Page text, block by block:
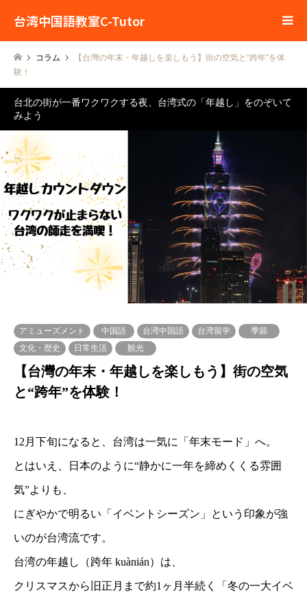
台湾中国語教室C-Tutor
コラム
【台灣の年末・年越しを楽しもう】街の空気と“跨年”を体
験！
台北の街が一番ワクワクする夜、台湾式の「年越し」をのぞいて
みよう
アミューズメント 中国語 台湾中国語 台湾留学
季節
文化・歴史
日常生活 観光
【台灣の年末・年越しを楽しもう】街の空気
と“跨年”を体験！
12月下旬になると、台湾は一気に「年末モード」へ。
とはいえ、日本のように“静かに一年を締めくくる雰囲
気”よりも、
にぎやかで明るい「イベントシーズン」という印象が強
いのが台湾流です。
台湾の年越し（跨年 kuànián）は、
クリスマスから旧正月まで約1ヶ月半続く「冬の一大イベ